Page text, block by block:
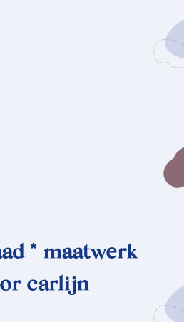
* maatwerk
carlijn